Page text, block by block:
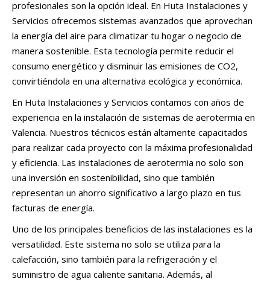
profesionales son la opción ideal. En Huta Instalaciones y
Servicios ofrecemos sistemas avanzados que aprovechan
la energía del aire para climatizar tu hogar o negocio de
manera sostenible. Esta tecnología permite reducir el
consumo energético y disminuir las emisiones de CO2,
convirtiéndola en una alternativa ecológica y económica.
En Huta Instalaciones y Servicios contamos con años de
experiencia en la instalación de sistemas de aerotermia en
Valencia. Nuestros técnicos están altamente capacitados
para realizar cada proyecto con la máxima profesionalidad
y eficiencia. Las instalaciones de aerotermia no solo son
una inversión en sostenibilidad, sino que también
representan un ahorro significativo a largo plazo en tus
facturas de energía.
Uno de los principales beneficios de las instalaciones es la
versatilidad. Este sistema no solo se utiliza para la
calefacción, sino también para la refrigeración y el
suministro de agua caliente sanitaria. Además, al